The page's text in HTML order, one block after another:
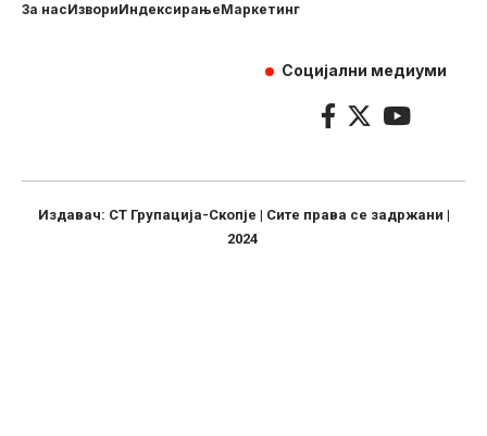
За насИзвориИндексирањеМаркетинг
Социјални медиуми
Издавач: СТ Групација-Скопје | Сите права се задржани |
2024